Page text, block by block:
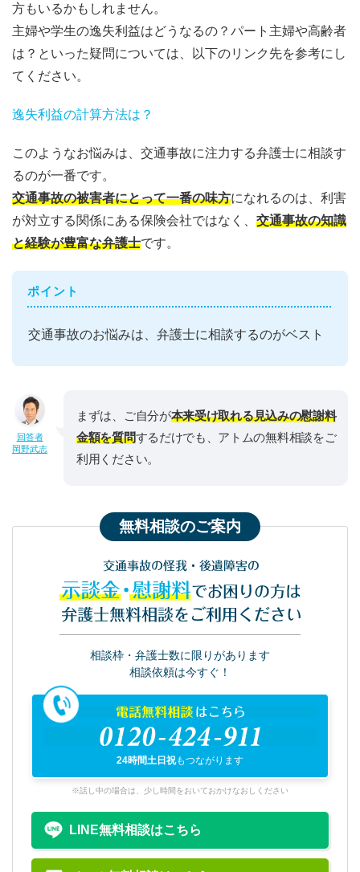
方もいるかもしれません。
主婦や学生の逸失利益はどうなるの？パート主婦や高齢者
は？といった疑問については、以下のリンク先を参考にし
てください。
逸失利益の計算方法は？
このようなお悩みは、交通事故に注力する弁護士に相談す
るのが一番です。
交通事故の被害者にとって一番の味方になれるのは、利害
が対立する関係にある保険会社ではなく、 交通事故の知識
と経験が豊富な弁護士です。
ポイント
交通事故のお悩みは、弁護士に相談するのがベスト
回答者
岡野武志
まずは、ご自分が本来受け取れる見込みの慰謝料
金額を質問するだけでも、アトムの無料相談をご
利用ください。
無料相談のご案内
交通事故の怪我・後遺障害の
示談金・慰謝料でお困りの方は
弁護士無料相談をご利用ください
相談枠・弁護士数に限りがあります
相談依頼は今すぐ！
電話無料相談はこちら
0120-424-911
24時間土日祝もつながります
※話し中の場合は、少し時間をおいておかけなおしください
LINE無料相談はこちら